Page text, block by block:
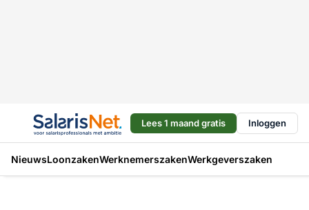
Lees 1 maand gratis Inloggen
NieuwsLoonzakenWerknemerszakenWerkgeverszaken